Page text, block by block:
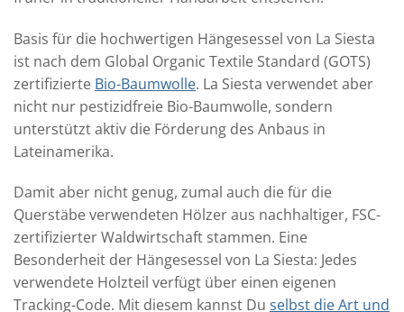
Basis für die hochwertigen Hängesessel von La Siesta
ist nach dem Global Organic Textile Standard (GOTS)
zertifizierte Bio-Baumwolle. La Siesta verwendet aber
nicht nur pestizidfreie Bio-Baumwolle, sondern
unterstützt aktiv die Förderung des Anbaus in
Lateinamerika.
Damit aber nicht genug, zumal auch die für die
Querstäbe verwendeten Hölzer aus nachhaltiger, FSC-
zertifizierter Waldwirtschaft stammen. Eine
Besonderheit der Hängesessel von La Siesta: Jedes
verwendete Holzteil verfügt über einen eigenen
Tracking-Code. Mit diesem kannst Du selbst die Art und